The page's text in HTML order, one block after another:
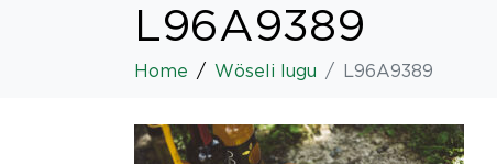
L96A9389
Home Wöseli lugu L96A9389